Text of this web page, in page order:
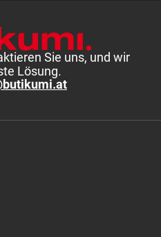
Sie uns, und wir
Lösung.